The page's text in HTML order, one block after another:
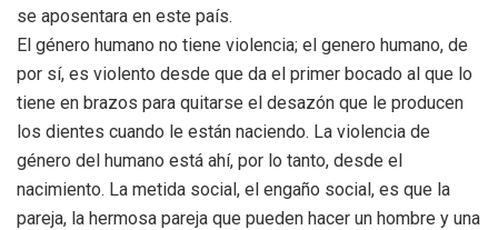
se aposentara en este país.
El género humano no tiene violencia; el genero humano, de
por sí, es violento desde que da el primer bocado al que lo
tiene en brazos para quitarse el desazón que le producen
los dientes cuando le están naciendo. La violencia de
género del humano está ahí, por lo tanto, desde el
nacimiento. La metida social, el engaño social, es que la
pareja, la hermosa pareja que pueden hacer un hombre y una